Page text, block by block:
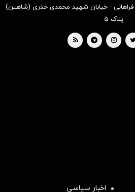
فراهانی - خیابان شهید محمدی خدری (شاهین)
پلاک ۵
اخبار سیاسی